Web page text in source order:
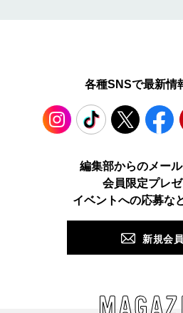
各種SNSで最新情
TikTok Facebook
編集部からのメール
会員限定プレ
イベントへの応募な
新規会